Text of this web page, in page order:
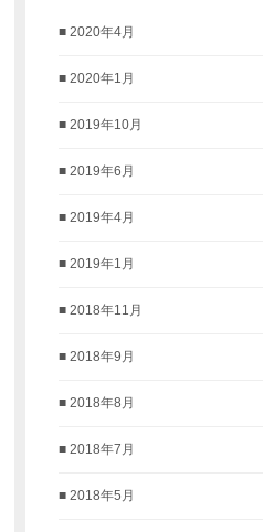
2020年4月
2020年1月
2019年10月
2019年6月
2019年4月
2019年1月
2018年11月
2018年9月
2018年8月
2018年7月
2018年5月